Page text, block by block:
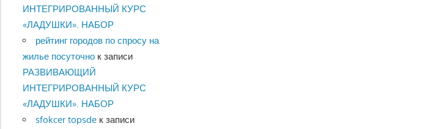
ИНТЕГРИРОВАННЫЙ КУРС
«ЛАДУШКИ». НАБОР
рейтинг городов по спросу на
жилье посуточнок записи
РАЗВИВАЮЩИЙ
ИНТЕГРИРОВАННЫЙ КУРС
«ЛАДУШКИ». НАБОР
sfokcer topsdeк записи